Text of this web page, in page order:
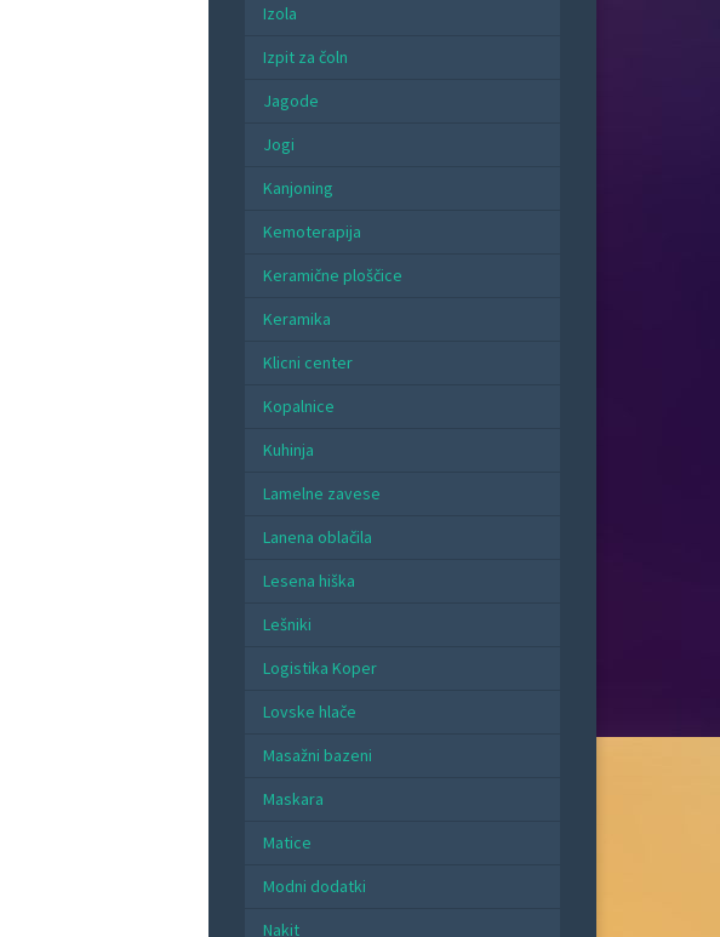
Izola
Izpit za čoln
Jagode
Jogi
Kanjoning
Kemoterapija
Keramične ploščice
Keramika
Klicni center
Kopalnice
Kuhinja
Lamelne zavese
Lanena oblačila
Lesena hiška
Lešniki
Logistika Koper
Lovske hlače
Masažni bazeni
Maskara
Matice
Modni dodatki
Nakit